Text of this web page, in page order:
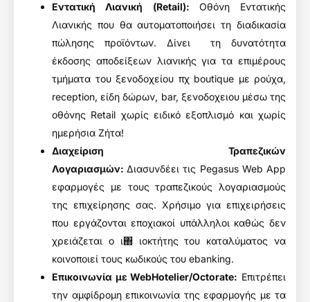
Εντατική Λιανική (Retail): Οθόνη Εντατικής
Λιανικής που θα αυτοματοποιήσει τη διαδικασία
πώλησης προϊόντων. Δίνει τη δυνατότητα
έκδοσης αποδείξεων λιανικής για τα επιμέρους
τμήματα του ξενοδοχείου πχ boutique με ρούχα,
reception, είδη δώρων, bar, ξενοδοχειου μέσω της
οθόνης Retail χωρίς ειδικό εξοπλισμό και χωρίς
ημερήσια Ζήτα!
Διαχείριση Τραπεζικών
Λογαριασμών:Διασυνδέει τις Pegasus Web App
εφαρμογές με τους τραπεζικούς λογαριασμούς
της επιχείρησης σας. Χρήσιμο για επιχειρήσεις
που εργάζονται εποχιακοί υπάλληλοι καθώς δεν
χρειάζεται ο ι΍ ιοκτήτης του καταλύματος να
κοινοποιεί τους κωδικούς του ebanking.
Επικοινωνία με WebHotelier/Octorate: Eπιτρέπει
την αμφίδρομη επικοινωνία της εφαρμογής με τα